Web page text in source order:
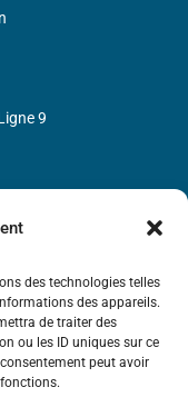
des technologies telles
des appareils.
de traiter des
ou les ID uniques sur ce
peut avoir
d’André-
9
TVA intra-